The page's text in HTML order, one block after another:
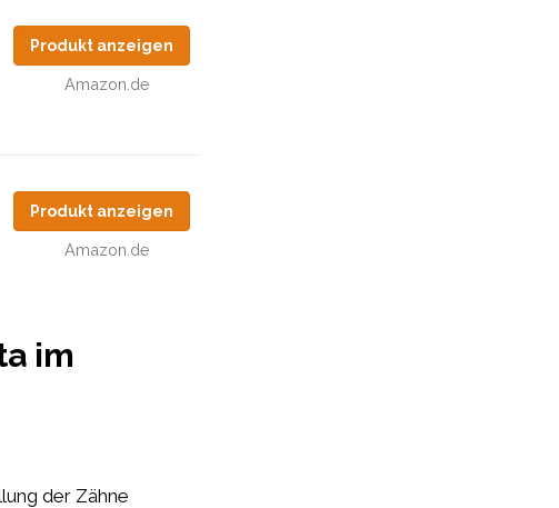
Produkt anzeigen
Amazon.de
Produkt anzeigen
Amazon.de
im
der Zähne